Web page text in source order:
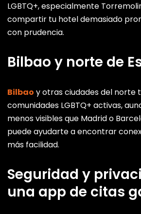
LGBTQ+, especialmente
compartir tu hotel demasiado
con prudencia.
Bilbao y norte de
Bilbao y otras ciudades del norte
comunidades LGBTQ+ activas,
menos visibles que Madrid o
puede ayudarte a encontrar
más facilidad.
Seguridad y
una app de citas